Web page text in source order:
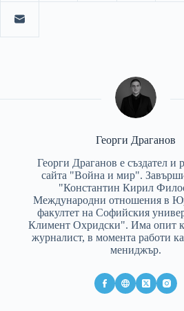
Георги Драганов
Георги Драганов е създател и
сайта "Война и мир".
"Константин Кирил
Международни отношения в
факултет на Софийския
Климент Охридски". Има опит
журналист, в момента работи
мениджър.